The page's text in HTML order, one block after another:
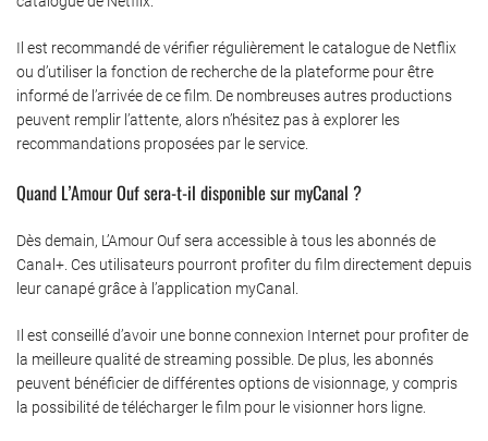
Il est recommandé de vérifier régulièrement le catalogue de Netflix
ou d’utiliser la fonction de recherche de la plateforme pour être
informé de l’arrivée de ce film. De nombreuses autres productions
peuvent remplir l’attente, alors n’hésitez pas à explorer les
recommandations proposées par le service.
Quand L’Amour Ouf sera-t-il disponible sur myCanal ?
Dès demain, L’Amour Ouf sera accessible à tous les abonnés de
Canal+. Ces utilisateurs pourront profiter du film directement depuis
leur canapé grâce à l’application myCanal.
Il est conseillé d’avoir une bonne connexion Internet pour profiter de
la meilleure qualité de streaming possible. De plus, les abonnés
peuvent bénéficier de différentes options de visionnage, y compris
la possibilité de télécharger le film pour le visionner hors ligne.